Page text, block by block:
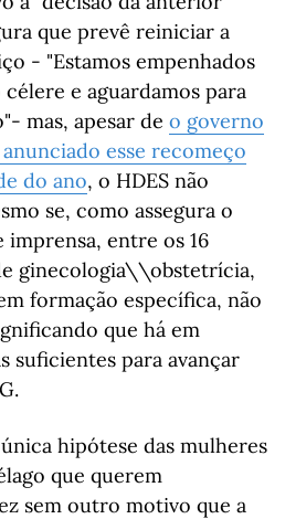
que prevê reiniciar a
- "Estamos empenhados
e aguardamos para
mas, apesar de o governo
esse recomeço
do ano, o HDES não
se, como assegura o
entre os 16
ginecologia\\obstetrícia,
formação específica, não
que há em
suficientes para avançar
hipótese das mulheres
que querem
sem outro motivo que a